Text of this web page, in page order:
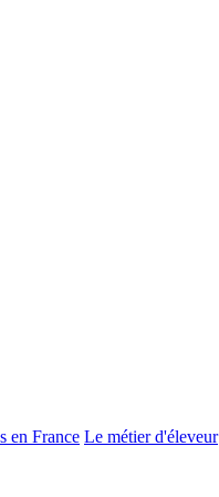
en France Le métier d'éleveur